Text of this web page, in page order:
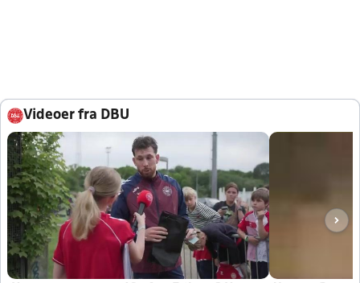
Videoer fra DBU